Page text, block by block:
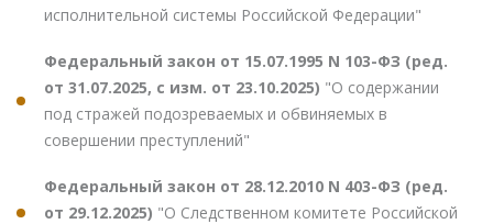
исполнительной системы Российской Федерации"
Федеральный закон от 15.07.1995 N 103-ФЗ (ред.
от 31.07.2025, с изм. от 23.10.2025) "О содержании
под стражей подозреваемых и обвиняемых в
совершении преступлений"
Федеральный закон от 28.12.2010 N 403-ФЗ (ред.
от 29.12.2025) "О Следственном комитете Российской